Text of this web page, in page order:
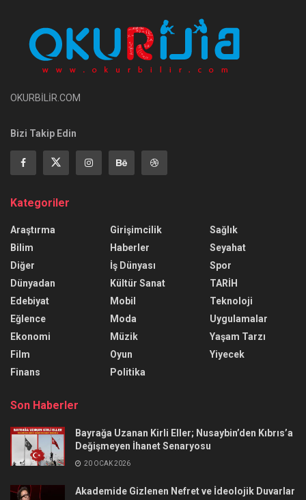
OKURBİLİR.COM
Bizi Takip Edin
Kategoriler
Araştırma
Bilim
Diğer
Dünyadan
Edebiyat
Eğlence
Ekonomi
Film
Finans
Girişimcilik
Haberler
İş Dünyası
Kültür Sanat
Mobil
Moda
Müzik
Oyun
Politika
Sağlık
Seyahat
Spor
TARİH
Teknoloji
Uygulamalar
Yaşam Tarzı
Yiyecek
Son Haberler
Bayrağa Uzanan Kirli Eller; Nusaybin’den Kıbrıs’a
Değişmeyen İhanet Senaryosu
20 OCAK 2026
Akademide Gizlenen Nefret ve İdeolojik Duvarlar